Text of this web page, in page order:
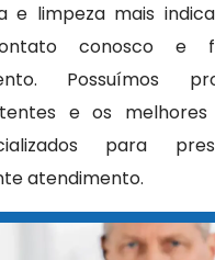
e limpeza mais
conosco e
Possuímos
e os melhores
para
atendimento.